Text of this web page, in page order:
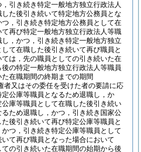
引き続き特定一般地方独立行政法人
た後引き続いて特定地方公務員とな
，引き続き特定地方公務員として在
再び特定一般地方独立行政法人等職
し，かつ，引き続き特定一般地方独立
て在職した後引き続いて再び職員と
は，先の職員としての引き続いた在
の特定一般地方独立行政法人等職員
在職期間の終期までの期間
者又はその委任を受けた者の要請に応
定公庫等職員となるため退職し，か
庫等職員として在職した後引き続い
ため退職し，かつ，引き続き国家公
後引き続いて再び特定公庫等職員と
つ，引き続き特定公庫等職員として
て再び職員となった場合において
の引き続いた在職期間の始期から後